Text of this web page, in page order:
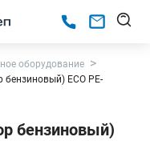
оборудование
бензиновый) ECO PE-
бензиновый)